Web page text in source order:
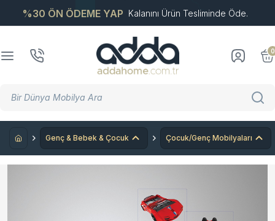
%30 ÖN ÖDEME YAP Kalanını Ürün Tesliminde Öde.
0
Genç & Bebek & Çocuk Çocuk/Genç Mobilyaları